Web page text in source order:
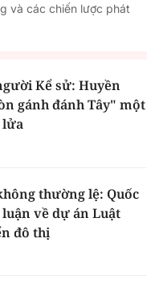
và các chiến lược phát
Kể sử: Huyền
gánh đánh Tây" một
lửa
thường lệ: Quốc
về dự án Luật
đô thị